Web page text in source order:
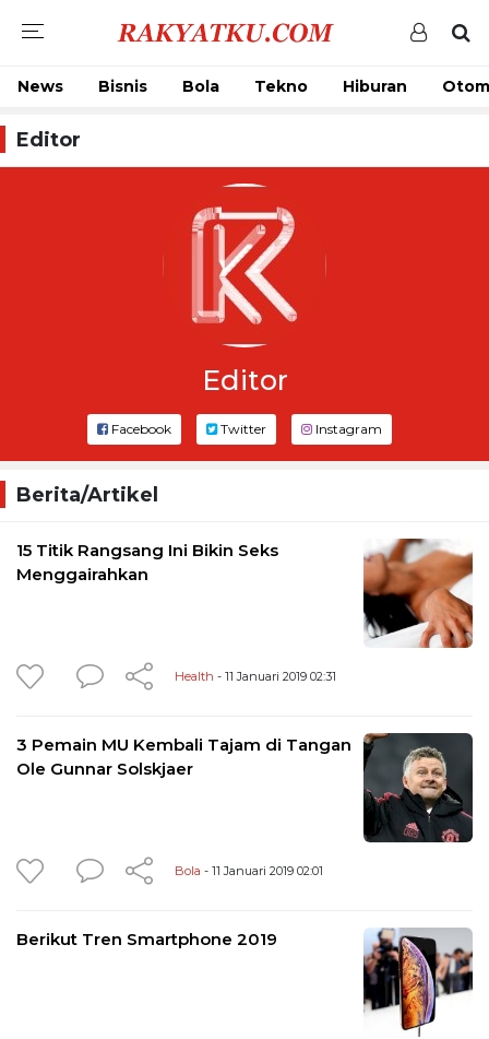
News Bisnis Bola Tekno Hiburan
Editor
Editor
Facebook Twitter Instagram
Berita/Artikel
15 Titik Rangsang Ini Bikin Seks
Menggairahkan
Health - 11 Januari 2019 02:31
3 Pemain MU Kembali Tajam di Tangan
Ole Gunnar Solskjaer
Bola - 11 Januari 2019 02:01
Berikut Tren Smartphone 2019